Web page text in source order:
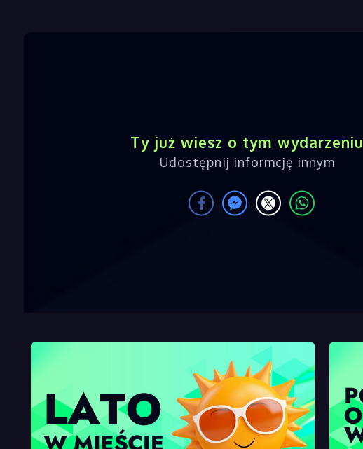
Ty już wiesz o tym wydarzeniu
Udostępnij informcję innym